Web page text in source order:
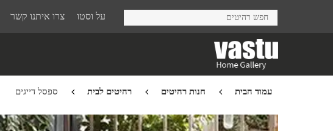
על וסטו צרו איתנו קשר
עמוד הבית חנות רהיטים רהיטים לבית ספסל דייגים